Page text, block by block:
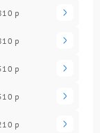
р
р
р
р
р